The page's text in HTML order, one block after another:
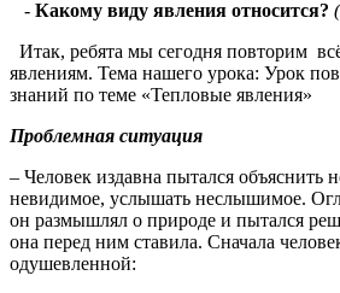
- Какому виду явления относится?
Итак, ребята мы сегодня повторим
явлениям. Тема нашего урока: Урок
знаний по теме «Тепловые явления»
Проблемная ситуация
– Человек издавна пытался объяснить
невидимое, услышать неслышимое.
он размышлял о природе и пытался
она перед ним ставила. Сначала
одушевленной: